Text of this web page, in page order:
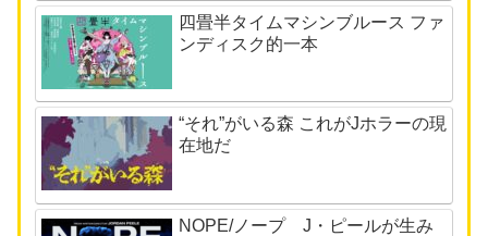
四畳半タイムマシンブルース ファ
ンディスク的一本
“それ”がいる森 これがJホラーの現
在地だ
NOPE/ノープ J・ピールが生み